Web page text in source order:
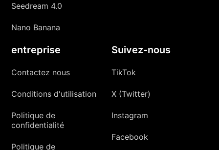
Seedream 4.0
Nano Banana
entreprise
Contactez nous
Conditions d'utilisation
Politique de
confidentialité
Politique de
Suivez-nous
TikTok
X (Twitter)
Instagram
Facebook